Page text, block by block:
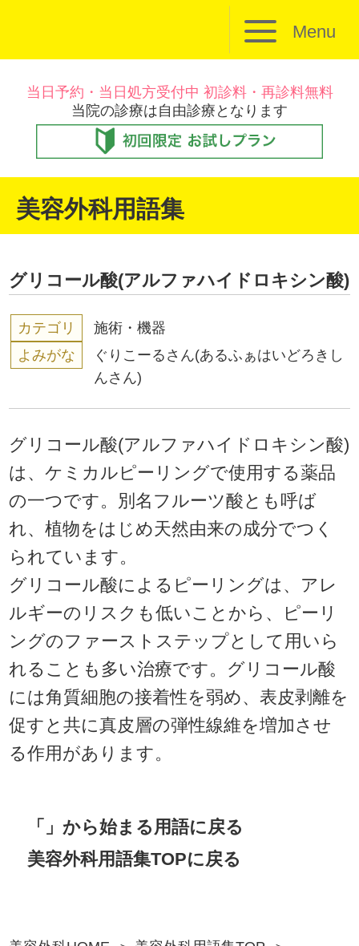
Menu
当日予約・当日処方受付中 初診料・再診料無料
当院の診療は自由診療となります
美容外科用語集
グリコール酸(アルファハイドロキシン酸)
カテゴリ
施術・機器
よみがな
ぐりこーるさん(あるふぁはいどろきし
んさん)
グリコール酸(アルファハイドロキシン酸)
は、ケミカルピーリングで使用する薬品
の一つです。別名フルーツ酸とも呼ば
れ、植物をはじめ天然由来の成分でつく
られています。
グリコール酸によるピーリングは、アレ
ルギーのリスクも低いことから、ピーリ
ングのファーストステップとして用いら
れることも多い治療です。グリコール酸
には角質細胞の接着性を弱め、表皮剥離を
促すと共に真皮層の弾性線維を増加させ
る作用があります。
「」から始まる用語に戻る
美容外科用語集TOPに戻る